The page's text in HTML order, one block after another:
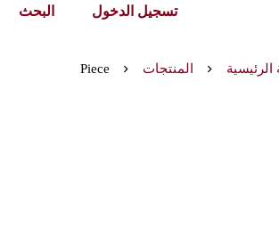
تسجيل الدخول البحث
الرئيسية المنتجات Piece